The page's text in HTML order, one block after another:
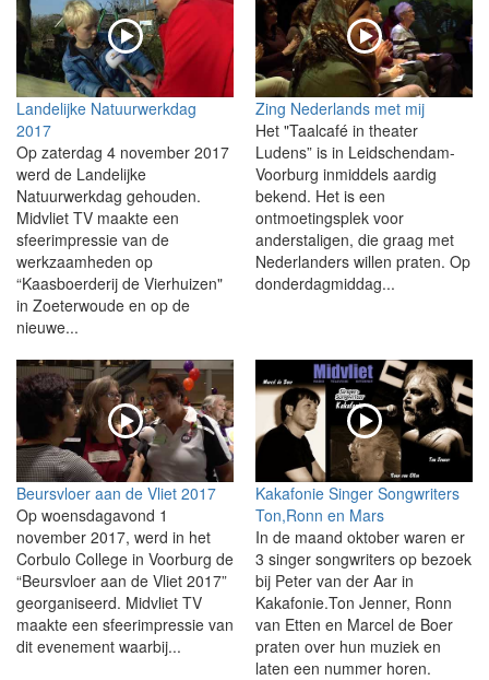
Landelijke Natuurwerkdag
2017
Op zaterdag 4 november 2017
werd de Landelijke
Natuurwerkdag gehouden.
Midvliet TV maakte een
sfeerimpressie van de
werkzaamheden op
“Kaasboerderij de Vierhuizen"
in Zoeterwoude en op de
nieuwe...
Zing Nederlands met mij
Het "Taalcafé in theater
Ludens” is in Leidschendam-
Voorburg inmiddels aardig
bekend. Het is een
ontmoetingsplek voor
anderstaligen, die graag met
Nederlanders willen praten. Op
donderdagmiddag...
Beursvloer aan de Vliet 2017
Op woensdagavond 1
november 2017, werd in het
Corbulo College in Voorburg de
“Beursvloer aan de Vliet 2017”
georganiseerd. Midvliet TV
maakte een sfeerimpressie van
dit evenement waarbij...
Kakafonie Singer Songwriters
Ton,Ronn en Mars
In de maand oktober waren er
3 singer songwriters op bezoek
bij Peter van der Aar in
Kakafonie.Ton Jenner, Ronn
van Etten en Marcel de Boer
praten over hun muziek en
laten een nummer horen.